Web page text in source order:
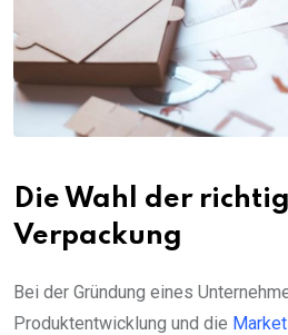
Die Wahl der
Verpackung
Bei der Gründung eines
Produktentwicklung und die